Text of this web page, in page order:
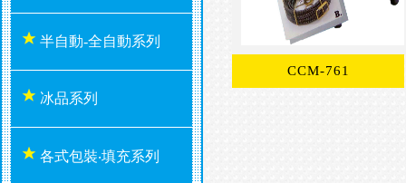
半自動-全自動系列
冰品系列
各式包裝‧填充系列
CCM-761